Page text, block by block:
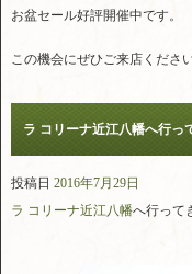
お盆セール好評開催中です。
この機会にぜひご来店くださ
ラ コリーナ近江八幡へ行
投稿日 2016年7月29日
ラ コリーナ近江八幡へ行って